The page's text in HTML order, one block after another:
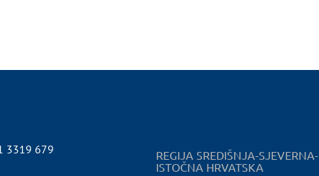
3319 679
REGIJA SREDIŠNJA-SJEVERNA-
ISTOČNA HRVATSKA